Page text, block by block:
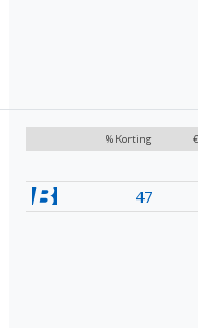
% Korting
47